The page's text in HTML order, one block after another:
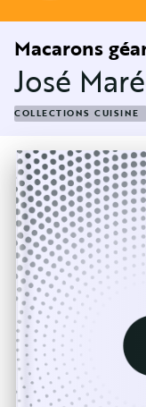
Macarons
José
COLLECTIONS CUISINE